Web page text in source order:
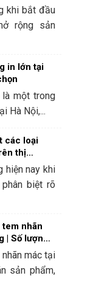
khi bắt đầu
rộng sản
in lớn tại
một trong
Hà Nội,...
các loại
thị
hiện nay khi
biệt rõ
nhãn
| Số lượng
mác tại
sản phẩm,